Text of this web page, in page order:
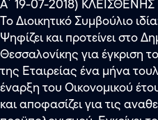
Α΄ 19-07-2018) ΚΛΕΙΣΘΕΝΗΣ
Το Διοικητικό Συμβούλιο
Ψηφίζει και προτείνει στο
Θεσσαλονίκης για έγκριση
της Εταιρείας ένα μήνα
έναρξη του Οικονομικού
και αποφασίζει για τις